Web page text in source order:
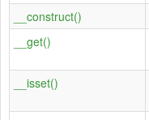
__construct()
__get()
__isset()